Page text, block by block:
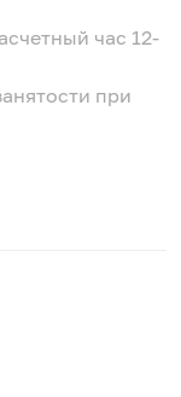
час 12-
при